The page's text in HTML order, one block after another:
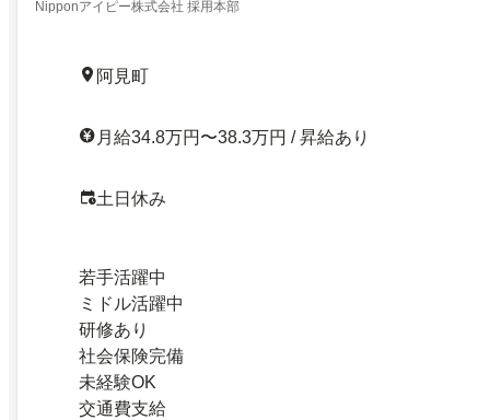
Nipponアイピー株式会社 採用本部
阿見町
月給34.8万円〜38.3万円 / 昇給あり
土日休み
若手活躍中
ミドル活躍中
研修あり
社会保険完備
未経験OK
交通費支給